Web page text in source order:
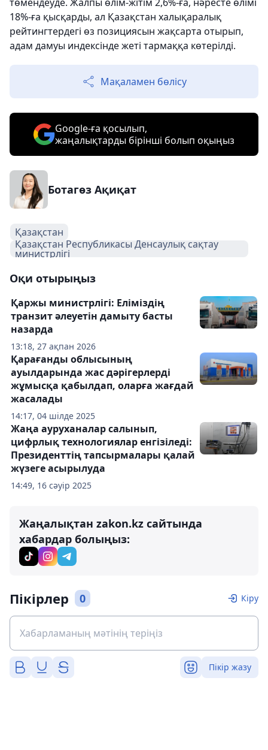
18%-ға қысқарды, ал Қазақстан халықаралық
рейтингтердегі өз позициясын жақсарта отырып,
адам дамуы индексінде жеті тармаққа көтерілді.
Мақаламен бөлісу
Google-ға қосылып,
жаңалықтарды бірінші болып оқыңыз
Ботагөз Ақиқат
Қазақстан
Қазақстан Республикасы Денсаулық сақтау
министрлігі
Оқи отырыңыз
13:18, 27 ақпан 2026
Қаржы министрлігі: Еліміздің
транзит әлеуетін дамыту басты
назарда
14:17, 04 шілде 2025
Қарағанды облысының
ауылдарында жас дәрігерлерді
жұмысқа қабылдап, оларға жағдай
жасалады
14:49, 16 сәуір 2025
Жаңа ауруханалар салынып,
цифрлық технологиялар енгізіледі:
Президенттің тапсырмалары қалай
жүзеге асырылуда
Жаңалықтан zakon.kz сайтында
хабардар болыңыз:
Пікірлер 0 Кіру
Пікір жазу